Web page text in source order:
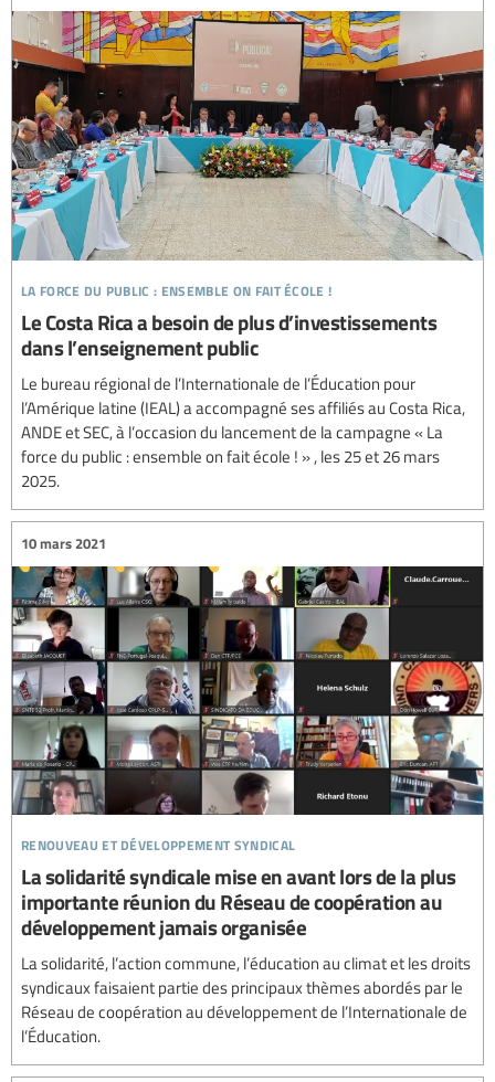
la force du public : ensemble on fait école !
Le Costa Rica a besoin de plus d’investissements
dans l’enseignement public
Le bureau régional de l’Internationale de l’Éducation pour
l’Amérique latine (IEAL) a accompagné ses affiliés au Costa Rica,
ANDE et SEC, à l’occasion du lancement de la campagne « La
force du public : ensemble on fait école ! » , les 25 et 26 mars
2025.
renouveau et développement syndical
10 mars 2021
La solidarité syndicale mise en avant lors de la plus
importante réunion du Réseau de coopération au
développement jamais organisée
La solidarité, l’action commune, l’éducation au climat et les droits
syndicaux faisaient partie des principaux thèmes abordés par le
Réseau de coopération au développement de l’Internationale de
l’Éducation.